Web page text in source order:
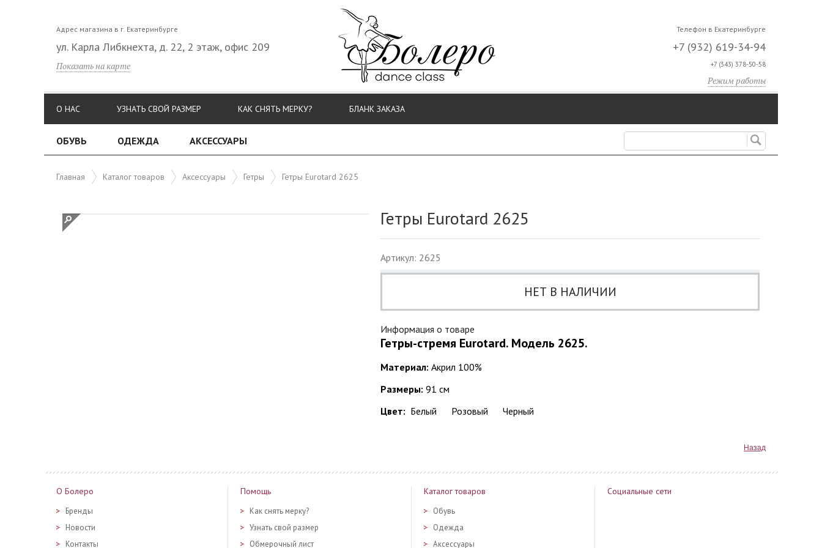
Адрес магазина в г. Екатеринбурге
ул. Карла Либкнехта, д. 22, 2 этаж, офис 209
Показать на карте
Телефон в Екатеринбурге
+7 (932) 619-34-94
+7 (343) 378-50-58
Режим работы
О НАС УЗНАТЬ СВОЙ РАЗМЕР КАК СНЯТЬ МЕРКУ? БЛАНК ЗАКАЗА
ОБУВЬ ОДЕЖДА АКСЕССУАРЫ
Главная Каталог товаров Аксессуары Гетры Гетры Eurotard 2625
Гетры Eurotard 2625
Артикул: 2625
НЕТ В НАЛИЧИИ
Информация о товаре
Гетры-стремя Eurotard. Модель 2625.
Материал: Акрил 100%
Размеры: 91 см
Цвет: Белый Розовый Черный
Назад
О Болеро
Бренды
Новости
Контакты
Помощь
Как снять мерку?
Узнать свой размер
Обмерочный лист
Каталог товаров
Обувь
Одежда
Аксессуары
Социальные сети